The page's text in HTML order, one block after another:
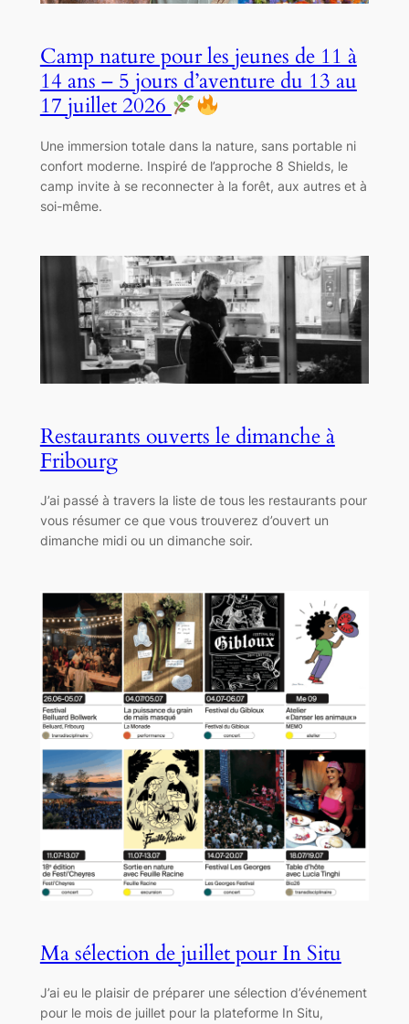
Camp nature pour les jeunes de 11 à
14 ans – 5 jours d’aventure du 13 au
17 juillet 2026
Une immersion totale dans la nature, sans portable ni
confort moderne. Inspiré de l’approche 8 Shields, le
camp invite à se reconnecter à la forêt, aux autres et à
soi-même.
Restaurants ouverts le dimanche à
Fribourg
J’ai passé à travers la liste de tous les restaurants pour
vous résumer ce que vous trouverez d’ouvert un
dimanche midi ou un dimanche soir.
Ma sélection de juillet pour In Situ
J’ai eu le plaisir de préparer une sélection d’événement
pour le mois de juillet pour la plateforme In Situ,